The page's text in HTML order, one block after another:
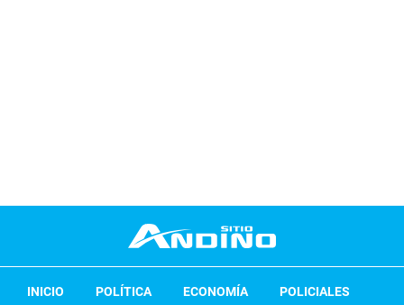
INICIO POLÍTICA ECONOMÍA POLICIALES